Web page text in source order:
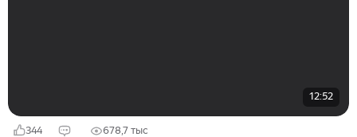
12:52
344 678,7 тыс